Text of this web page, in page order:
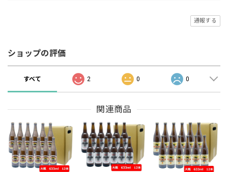
通報する
ショップの評価
すべて 2 0 0
関連商品